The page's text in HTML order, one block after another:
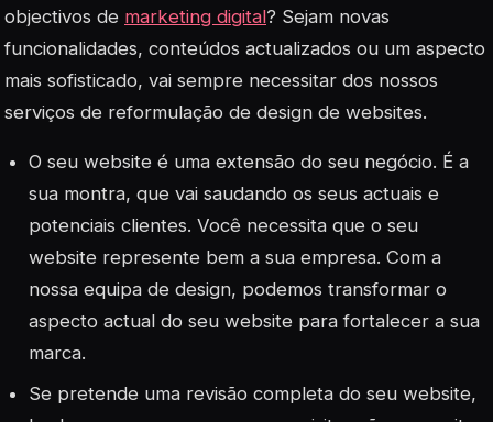
objectivos de marketing digital? Sejam novas
funcionalidades, conteúdos actualizados ou um aspecto
mais sofisticado, vai sempre necessitar dos nossos
serviços de reformulação de design de websites.
O seu website é uma extensão do seu negócio. É a
sua montra, que vai saudando os seus actuais e
potenciais clientes. Você necessita que o seu
website represente bem a sua empresa. Com a
nossa equipa de design, podemos transformar o
aspecto actual do seu website para fortalecer a sua
marca.
Se pretende uma revisão completa do seu website,